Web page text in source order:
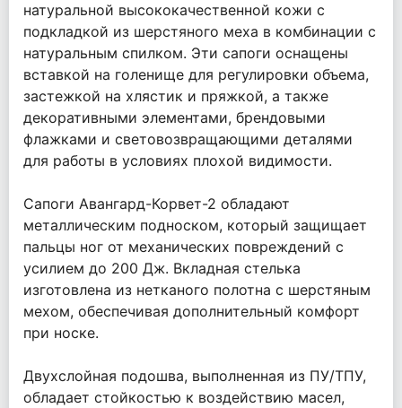
натуральной высококачественной кожи с
подкладкой из шерстяного меха в комбинации с
натуральным спилком. Эти сапоги оснащены
вставкой на голенище для регулировки объема,
застежкой на хлястик и пряжкой, а также
декоративными элементами, брендовыми
флажками и световозвращающими деталями
для работы в условиях плохой видимости.
Сапоги Авангард-Корвет-2 обладают
металлическим подноском, который защищает
пальцы ног от механических повреждений с
усилием до 200 Дж. Вкладная стелька
изготовлена из нетканого полотна с шерстяным
мехом, обеспечивая дополнительный комфорт
при носке.
Двухслойная подошва, выполненная из ПУ/ТПУ,
обладает стойкостью к воздействию масел,